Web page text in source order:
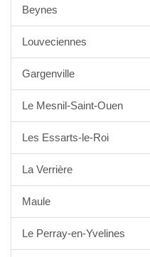
Beynes
Louveciennes
Gargenville
Le Mesnil-Saint-Ouen
Les Essarts-le-Roi
La Verrière
Maule
Le Perray-en-Yvelines